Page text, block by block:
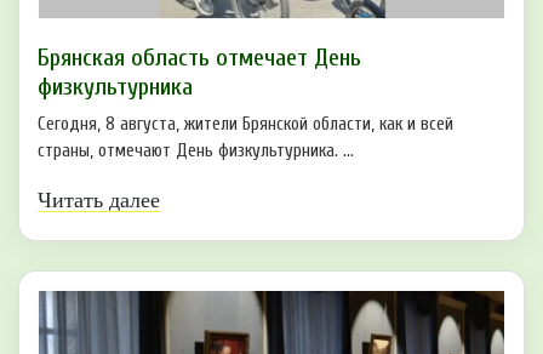
Брянская область отмечает День
физкультурника
Сегодня, 8 августа, жители Брянской области, как и всей
страны, отмечают День физкультурника. ...
Читать далее